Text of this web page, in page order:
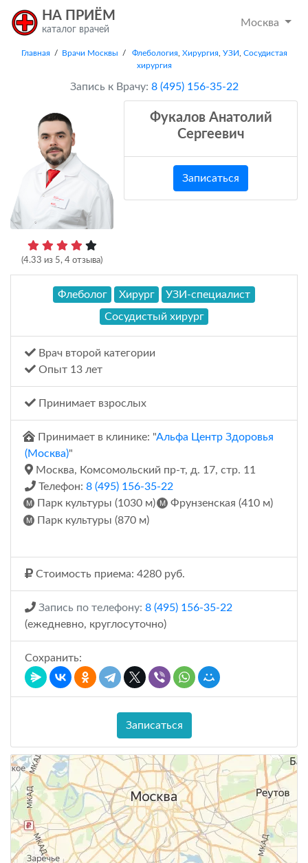
НА ПРИЁМ
каталог врачей
Москва
Главная / Врачи Москвы / Флебология Хирургия УЗИ Сосудистая
хирургия
Запись к Врачу: 8 (495) 156-35-22
(4.33 из 5, 4 отзыва)
Фукалов Анатолий
Сергеевич
Записаться
Флеболог Хирург
УЗИ-специалист
Сосудистый хирург
Врач второй категории
Опыт 13 лет
Принимает взрослых
Принимает в клинике: "Альфа Центр Здоровья
(Москва)"
Москва, Комсомольский пр-т, д. 17, стр. 11
Телефон: 8 (495) 156-35-22
Парк культуры (1030 м)
Фрунзенская (410 м)
Парк культуры (870 м)
Стоимость приема: 4280 руб.
Запись по телефону: 8 (495) 156-35-22
(ежедневно, круглосуточно)
Сохранить:
Записаться